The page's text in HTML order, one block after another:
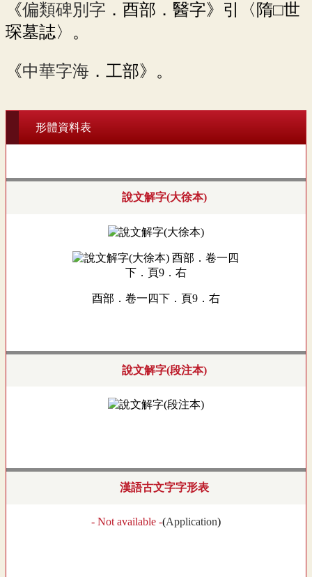
《偏類碑別字 ．酉部．醫字》引〈隋□世
琛墓誌〉。
《中華字海 ．工部》。
形體資料表
說文解字(大徐本)
酉部．卷一四下．頁9．右
說文解字(段注本)
漢語古文字字形表
- Not available -(Application)